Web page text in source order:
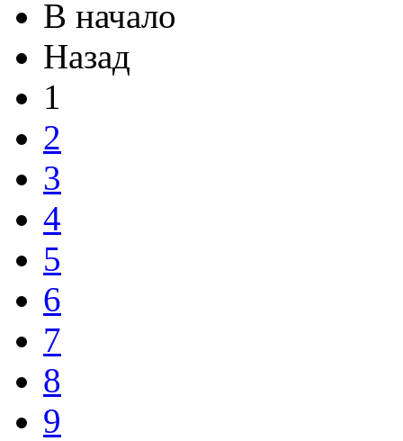
В начало
Назад
1
2
3
4
5
6
7
8
9